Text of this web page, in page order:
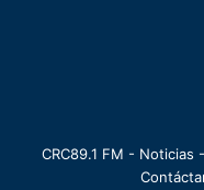
CRC89.1 FM - Noticias